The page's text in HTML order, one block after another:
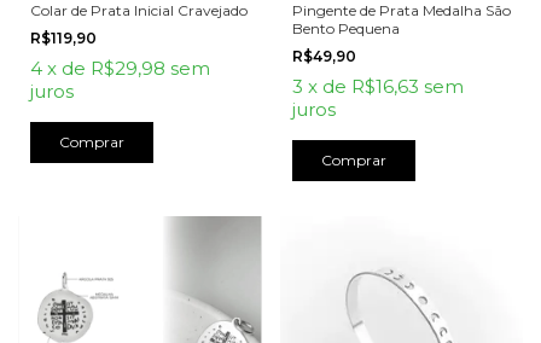
Colar de Prata Inicial Cravejado
R$119,90
4 x de R$29,98 sem
juros
Comprar
Pingente de Prata Medalha São
Bento Pequena
R$49,90
3 x de R$16,63 sem
juros